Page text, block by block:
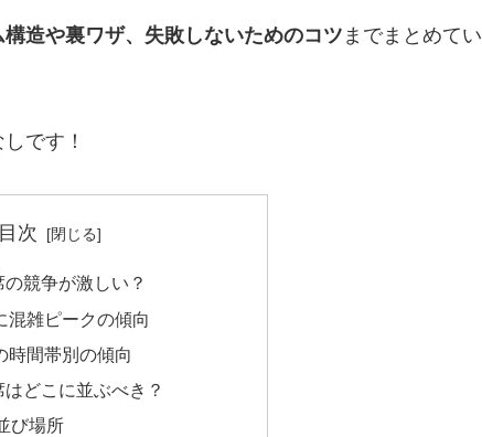
構造や裏ワザ、失敗しないためのコツ までまとめてい
です！
目次
競争が激しい？
混雑ピークの傾向
時間帯別の傾向
どこに並ぶべき？
び場所